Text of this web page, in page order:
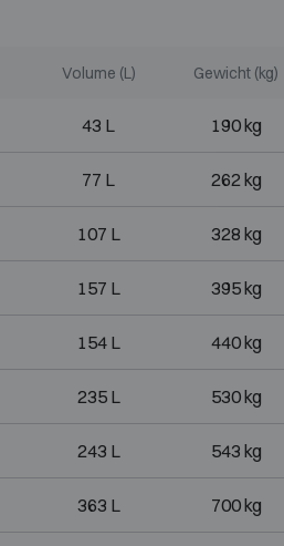
Volume (L) Gewicht (kg)
43 L 190 kg
77 L 262 kg
107 L 328 kg
157 L 395 kg
154 L 440 kg
235 L 530 kg
243 L 543 kg
363 L 700 kg